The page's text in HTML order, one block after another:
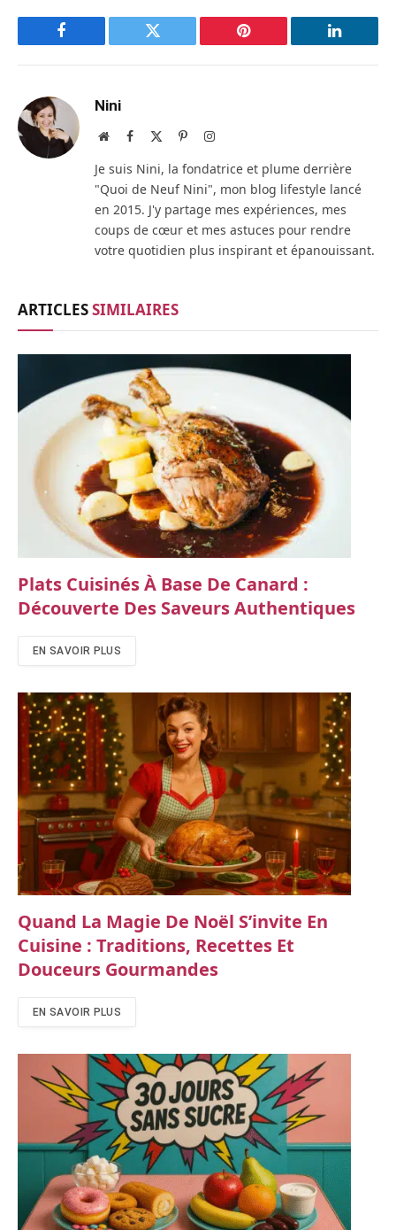
Facebook Twitter Pinterest LinkedIn
Nini
Site Facebook PinterestInstagram
Je suis Nini, la fondatrice et plume derrière
"Quoi de Neuf Nini", mon blog lifestyle lancé
en 2015. J'y partage mes expériences, mes
coups de cœur et mes astuces pour rendre
votre quotidien plus inspirant et épanouissant.
ARTICLESSIMILAIRES
Plats Cuisinés À Base De Canard :
Découverte Des Saveurs Authentiques
EN SAVOIR PLUS
Quand La Magie De Noël S’invite En
Cuisine : Traditions, Recettes Et
Douceurs Gourmandes
EN SAVOIR PLUS